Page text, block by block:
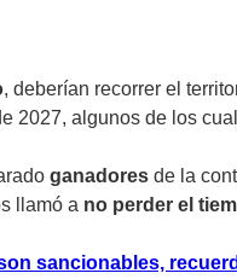
, deberían recorrer el
2027, algunos de los
ganadores de la
llamó a no perder el
sancionables,